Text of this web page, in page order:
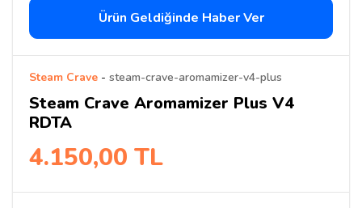
Ürün Geldiğinde Haber Ver
Steam Crave - steam-crave-aromamizer-v4-plus
Steam Crave Aromamizer Plus V4
RDTA
4.150,00 TL